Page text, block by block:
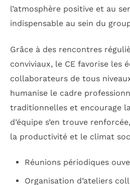
l’atmosphère positive et au
indispensable au sein du
Grâce à des rencontres
conviviaux, le CE favorise les
collaborateurs de tous
humanise le cadre
traditionnelles et encourage
d’équipe s’en trouve
la productivité et le climat
Réunions périodiques
Organisation d’ateliers